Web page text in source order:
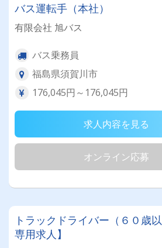
バス運転手（本社）
有限会社 旭バス
バス乗務員
福島県須賀川市
176,045円～176,045円
求人内容を見る
オンライン応募
トラックドライバー（６０歳
専用求人】